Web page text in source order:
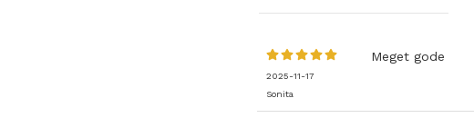
2025-11-17
Sonita
Meget gode